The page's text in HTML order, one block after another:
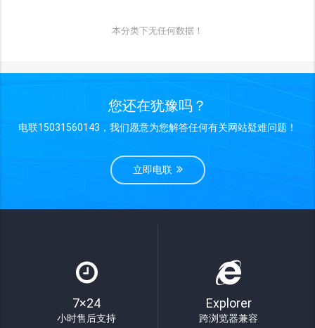
本分类下无任何数据！
您还在犹豫吗？
电联15031560143，我们愿意为您解答任何有关网站疑难问题！
立即电联
7×24
小时售后支持
Explorer
跨浏览器兼容